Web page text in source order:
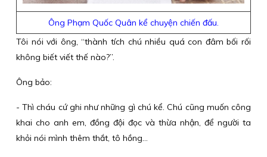
Ông Phạm Quốc Quân kể chuyện chiến đấu.
Tôi nói với ông, “thành tích chú nhiều quá con đâm bối rối
không biết viết thế nào?”.
Ông bảo:
- Thì cháu cứ ghi như những gì chú kể. Chú cũng muốn công
khai cho anh em, đồng đội đọc và thừa nhận, để người ta
khỏi nói mình thêm thắt, tô hồng…